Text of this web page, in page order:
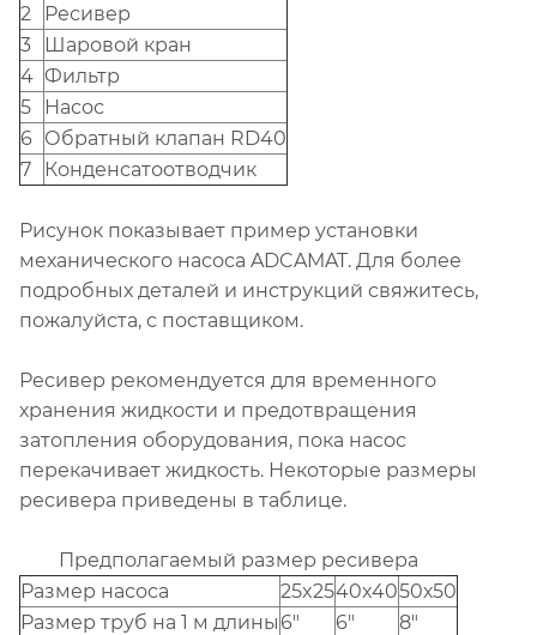
2
Ресивер
3
Шаровой кран
4 Фильтр
5
Насос
6 Обратный клапан RD40
7
Конденсатоотводчик
Рисунок показывает пример установки
механического насоса ADCAMAT. Для более
подробных деталей и инструкций свяжитесь,
пожалуйста, с поставщиком.
Ресивер рекомендуется для временного
хранения жидкости и предотвращения
затопления оборудования, пока насос
перекачивает жидкость. Некоторые размеры
ресивера приведены в таблице.
Предполагаемый размер ресивера
Размер насоса
25x2540x4050х50
Размер труб на 1 м длины6" 6" 8"